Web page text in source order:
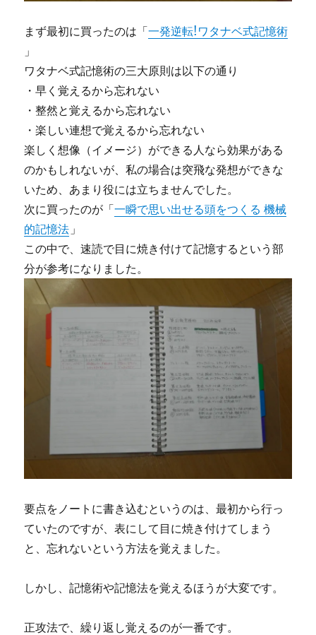
まず最初に買ったのは「一発逆転!ワタナベ式記憶術
」
ワタナベ式記憶術の三大原則は以下の通り
・早く覚えるから忘れない
・整然と覚えるから忘れない
・楽しい連想で覚えるから忘れない
楽しく想像（イメージ）ができる人なら効果がある
のかもしれないが、私の場合は突飛な発想ができな
いため、あまり役には立ちませんでした。
次に買ったのが「一瞬で思い出せる頭をつくる 機械
的記憶法 」
この中で、速読で目に焼き付けて記憶するという部
分が参考になりました。
要点をノートに書き込むというのは、最初から行っ
ていたのですが、表にして目に焼き付けてしまう
と、忘れないという方法を覚えました。
しかし、記憶術や記憶法を覚えるほうが大変です。
正攻法で、繰り返し覚えるのが一番です。